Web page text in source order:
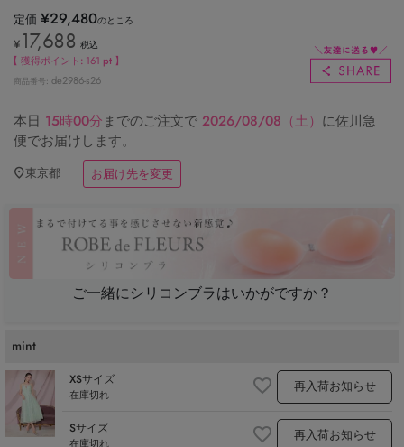
定価 ¥29,480のところ
¥ 17,688 税込
【 獲得ポイント: 161 pt 】
商品番号 de2986-s26
本日 15時00分までのご注文で 2026/08/08（土） に佐川急
便でお届けします。
東京都 お届け先を変更
ご一緒にシリコンブラはいかがですか？
mint
XSサイズ
在庫切れ 再入荷お知らせ
Sサイズ
在庫切れ 再入荷お知らせ